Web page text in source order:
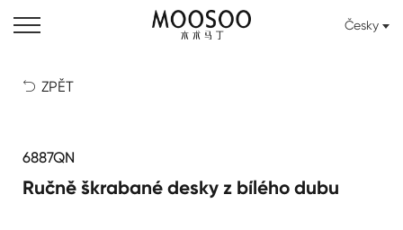
Česky
 ZPĚT
6887QN
Ručně škrabané desky z bílého dubu